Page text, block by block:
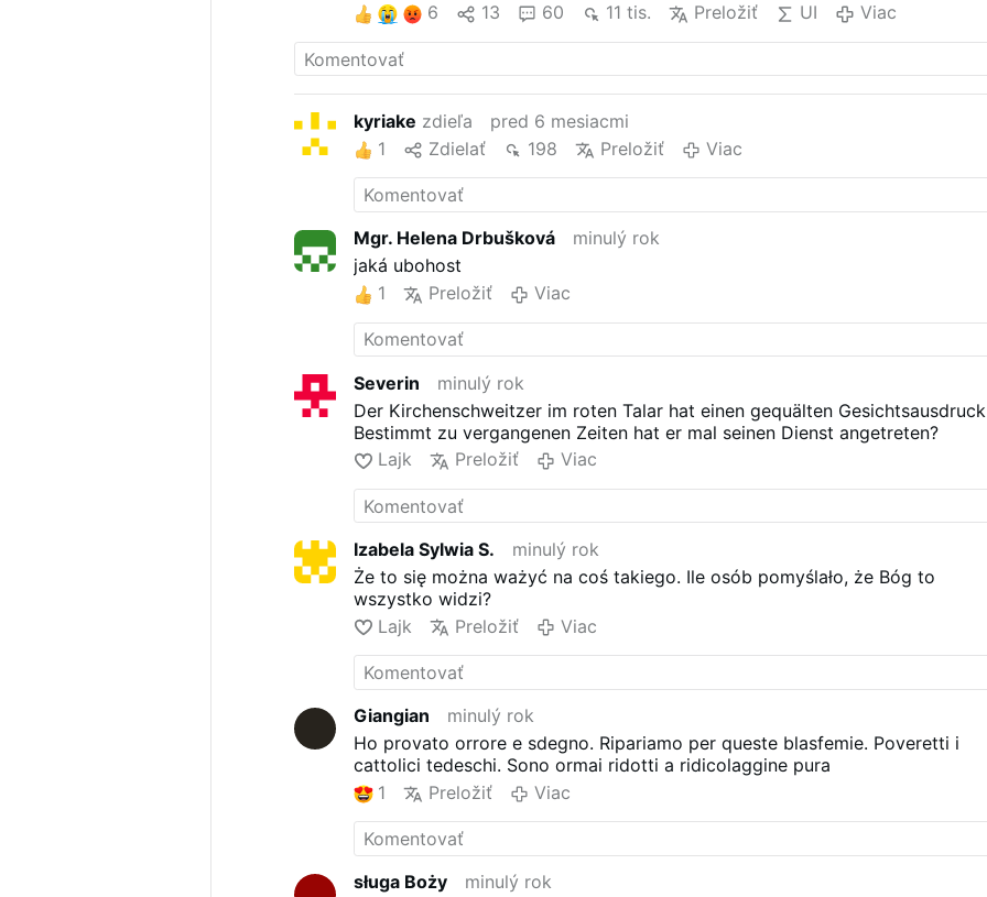
6
13 60 11 tis. Preložiť UI Viac
kyriake zdieľa
pred 6 mesiacmi
1
Zdielať 198 Preložiť Viac
Mgr. Helena Drbušková
minulý rok
jaká ubohost
1
Preložiť Viac
Severin
minulý rok
Der Kirchenschweitzer im roten Talar hat einen gequälten
Bestimmt zu vergangenen Zeiten hat er mal seinen Dienst angetreten?
Lajk
Preložiť Viac
Izabela Sylwia S.
minulý rok
Że to się można ważyć na coś takiego. Ile osób pomyślało, że Bóg to
wszystko widzi?
Lajk
Preložiť Viac
Giangian
minulý rok
Ho provato orrore e sdegno. Ripariamo per queste blasfemie. Poveretti i
cattolici tedeschi. Sono ormai ridotti a ridicolaggine pura
1
Preložiť Viac
sługa Boży
minulý rok